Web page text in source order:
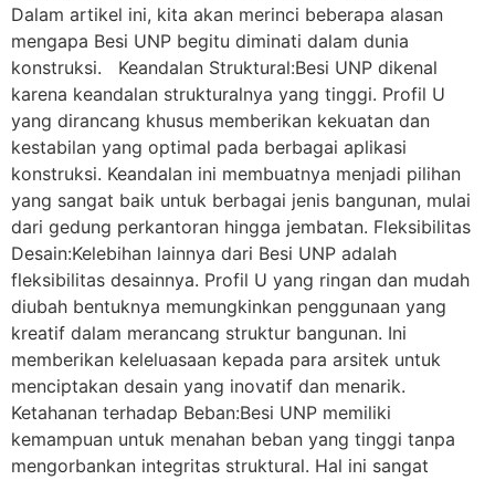
Dalam artikel ini, kita akan merinci beberapa alasan
mengapa Besi UNP begitu diminati dalam dunia
konstruksi. Keandalan Struktural:Besi UNP dikenal
karena keandalan strukturalnya yang tinggi. Profil U
yang dirancang khusus memberikan kekuatan dan
kestabilan yang optimal pada berbagai aplikasi
konstruksi. Keandalan ini membuatnya menjadi pilihan
yang sangat baik untuk berbagai jenis bangunan, mulai
dari gedung perkantoran hingga jembatan. Fleksibilitas
Desain:Kelebihan lainnya dari Besi UNP adalah
fleksibilitas desainnya. Profil U yang ringan dan mudah
diubah bentuknya memungkinkan penggunaan yang
kreatif dalam merancang struktur bangunan. Ini
memberikan keleluasaan kepada para arsitek untuk
menciptakan desain yang inovatif dan menarik.
Ketahanan terhadap Beban:Besi UNP memiliki
kemampuan untuk menahan beban yang tinggi tanpa
mengorbankan integritas struktural. Hal ini sangat